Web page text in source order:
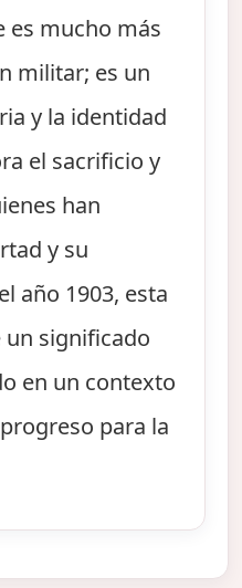
es mucho más
militar; es un
y la identidad
el sacrificio y
han
y su
año 1903, esta
significado
en un contexto
para la